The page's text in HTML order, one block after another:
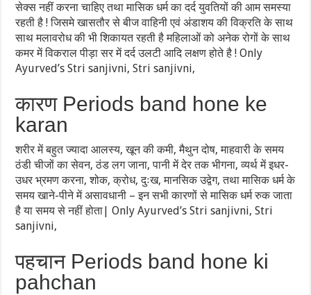
सेक्स नहीं करना चाहिए तथा मासिक धर्म का दर्द युवतियों की आम समस्या
रहती है ! जिसमे खासतौर से बीज वाहिनी एवं अंडाशय की विक्रति के साथ
साथ मलावरोध की भी शिकायत रहती है महिलाओं को अनेक रोगों के साथ
कमर में विकराल पीड़ा सर में दर्द उलटी आदि लक्षण होते है ! Only
Ayurved’s Stri sanjivni, Stri sanjivni,
कारण Periods band hone ke
karan
शरीर में बहुत ज्यादा आलस्य, खून की कमी, मैथुन दोष, माहवारी के समय
ठंडी चीजों का सेवन, ठंड लग जाना, पानी में देर तक भीगना, व्यर्थ में इधर-
उधर भ्रमण करना, शोक, क्रोध, दुःख, मानसिक उद्वेग, तथा मासिक धर्म के
समय खाने-पीने में असावधानी – इन सभी कारणों से मासिक धर्म रुक जाता
है या समय से नहीं होता| Only Ayurved’s Stri sanjivni, Stri
sanjivni,
पहचान Periods band hone ki
pahchan